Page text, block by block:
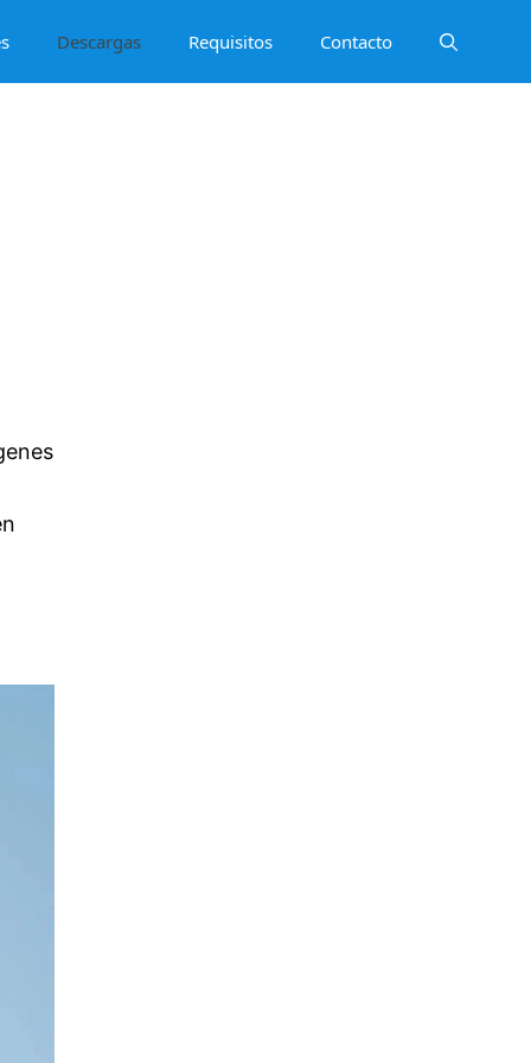
Descargas Requisitos Contacto